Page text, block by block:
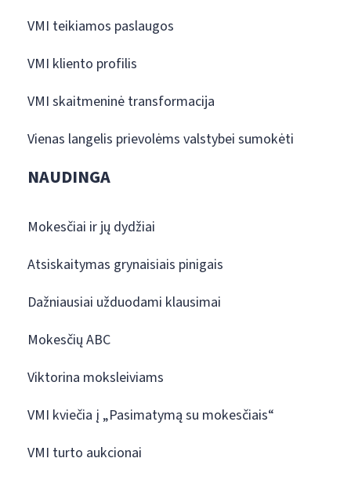
VMI teikiamos paslaugos
VMI kliento profilis
VMI skaitmeninė transformacija
Vienas langelis prievolėms valstybei sumokėti
NAUDINGA
Mokesčiai ir jų dydžiai
Atsiskaitymas grynaisiais pinigais
Dažniausiai užduodami klausimai
Mokesčių ABC
Viktorina moksleiviams
VMI kviečia į „Pasimatymą su mokesčiais“
VMI turto aukcionai